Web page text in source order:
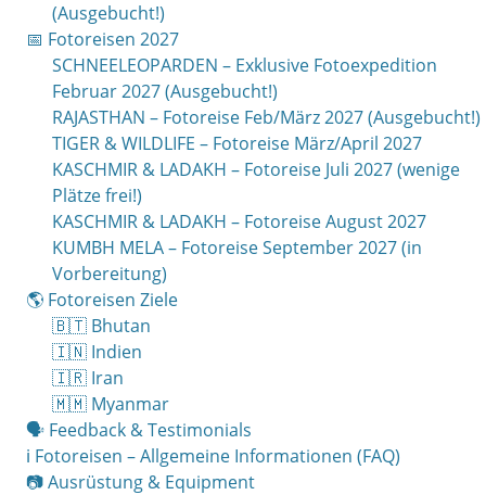
(Ausgebucht!)
📅 Fotoreisen 2027
SCHNEELEOPARDEN – Exklusive Fotoexpedition
Februar 2027 (Ausgebucht!)
RAJASTHAN – Fotoreise Feb/März 2027 (Ausgebucht!)
TIGER & WILDLIFE – Fotoreise März/April 2027
KASCHMIR & LADAKH – Fotoreise Juli 2027 (wenige
Plätze frei!)
KASCHMIR & LADAKH – Fotoreise August 2027
KUMBH MELA – Fotoreise September 2027 (in
Vorbereitung)
🌎 Fotoreisen Ziele
🇧🇹 Bhutan
🇮🇳 Indien
🇮🇷 Iran
🇲🇲 Myanmar
🗣 Feedback & Testimonials
ℹ️ Fotoreisen – Allgemeine Informationen (FAQ)
📷 Ausrüstung & Equipment